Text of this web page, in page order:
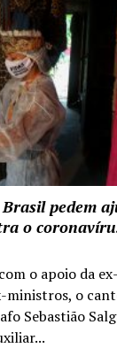
pedem
o
o apoio da
ministros, o
Sebastião